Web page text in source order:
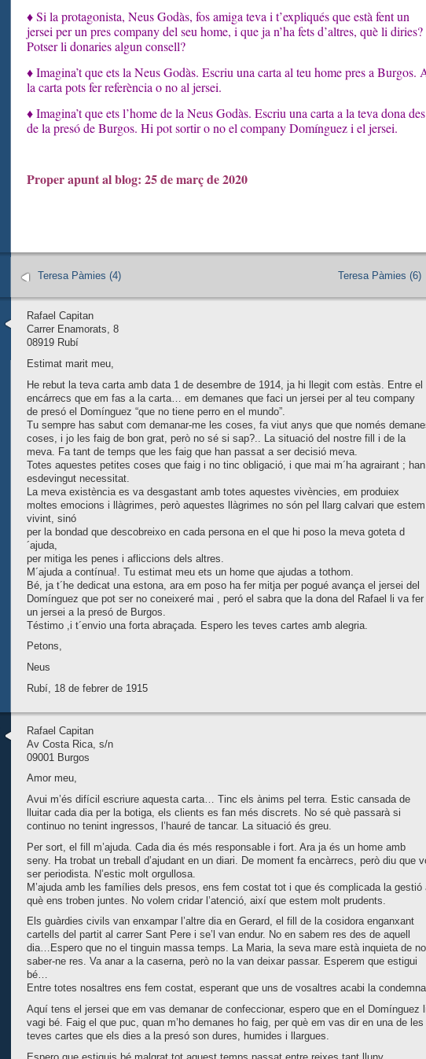
♦ Si la protagonista, Neus Godàs, fos amiga teva i t’expliqués que està fent un
jersei per un pres company del seu home, i que ja n’ha fets d’altres, què li diries?
Potser li donaries algun consell?
♦ Imagina’t que ets la Neus Godàs. Escriu una carta al teu home pres a Burgos.
la carta pots fer referència o no al jersei.
♦ Imagina’t que ets l’home de la Neus Godàs. Escriu una carta a la teva dona des
de la presó de Burgos. Hi pot sortir o no el company Domínguez i el jersei.
Proper apunt al blog: 25 de març de 2020
Teresa Pàmies (6)
Teresa Pàmies (4)
Rafael Capitan
Carrer Enamorats, 8
08919 Rubí
Estimat marit meu,
He rebut la teva carta amb data 1 de desembre de 1914, ja hi llegit com estàs. Entre el
encárrecs que em fas a la carta… em demanes que faci un jersei per al teu company
de presó el Domínguez “que no tiene perro en el mundo”.
Tu sempre has sabut com demanar-me les coses, fa viut anys que que només
coses, i jo les faig de bon grat, però no sé si sap?.. La situació del nostre fill i de la
meva. Fa tant de temps que les faig que han passat a ser decisió meva.
Totes aquestes petites coses que faig i no tinc obligació, i que mai m´ha agrairant ; han
esdevingut necessitat.
La meva existència es va desgastant amb totes aquestes vivències, em produiex
moltes emocions i llàgrimes, però aquestes llàgrimes no són pel llarg calvari que estem
vivint, sinó
per la bondad que descobreixo en cada persona en el que hi poso la meva goteta d
´ajuda,
per mitiga les penes i afliccions dels altres.
M´ajuda a contínua!. Tu estimat meu ets un home que ajudas a tothom.
Bé, ja t´he dedicat una estona, ara em poso ha fer mitja per pogué avança el jersei del
Domínguez que pot ser no coneixeré mai , peró el sabra que la dona del Rafael li va fer
un jersei a la presó de Burgos.
Téstimo ,i t´envio una forta abraçada. Espero les teves cartes amb alegria.
Petons,
Neus
Rubí, 18 de febrer de 1915
Rafael Capitan
Av Costa Rica, s/n
09001 Burgos
Amor meu,
Avui m’és difícil escriure aquesta carta… Tinc els ànims pel terra. Estic cansada de
lluitar cada dia per la botiga, els clients es fan més discrets. No sé què passarà si
continuo no tenint ingressos, l’hauré de tancar. La situació és greu.
Per sort, el fill m’ajuda. Cada dia és més responsable i fort. Ara ja és un home amb
seny. Ha trobat un treball d’ajudant en un diari. De moment fa encàrrecs, però diu que
ser periodista. N’estic molt orgullosa.
M’ajuda amb les famílies dels presos, ens fem costat tot i que és complicada la gestió
què ens troben juntes. No volem cridar l’atenció, així que estem molt prudents.
Els guàrdies civils van enxampar l’altre dia en Gerard, el fill de la cosidora enganxant
cartells del partit al carrer Sant Pere i se’l van endur. No en sabem res des de aquell
dia…Espero que no el tinguin massa temps. La Maria, la seva mare està inquieta de no
saber-ne res. Va anar a la caserna, però no la van deixar passar. Esperem que estigui
bé…
Entre totes nosaltres ens fem costat, esperant que uns de vosaltres acabi la
Aquí tens el jersei que em vas demanar de confeccionar, espero que en el Domínguez
vagi bé. Faig el que puc, quan m’ho demanes ho faig, per què em vas dir en una de les
teves cartes que els dies a la presó son dures, humides i llargues.